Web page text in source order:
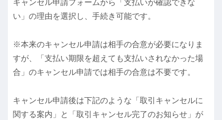
キャンセル申請フォームから「支払いが確認できな
い」の理由を選択し、手続き可能です。
※本来のキャンセル申請は相手の合意が必要になりま
すが、「支払い期限を超えても支払いされなかった場
合」のキャンセル申請では相手の合意は不要です。
キャンセル申請後は下記のような「取引キャンセルに
関する案内」と「取引キャンセル完了のお知らせ」が